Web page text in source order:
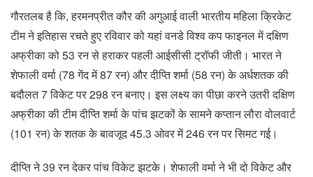
गौरतलब है कि, हरमनप्रीत कौर की अगुआई वाली भारतीय महिला क्रिकेट
टीम ने इतिहास रचते हुए रविवार को यहां वनडे विश्व कप फाइनल में दक्षिण
अफ्रीका को 53 रन से हराकर पहली आईसीसी ट्रॉफी जीती। भारत ने
शेफाली वर्मा (78 गेंद में 87 रन) और दीप्ति शर्मा (58 रन) के अर्धशतक की
बदौलत 7 विकेट पर 298 रन बनाए। इस लक्ष्य का पीछा करने उतरी दक्षिण
अफ्रीका की टीम दीप्ति शर्मा के पांच झटकों के सामने कप्तान लौरा वोलवार्ट
(101 रन) के शतक के बावजूद 45.3 ओवर में 246 रन पर सिमट गई।
दीप्ति ने 39 रन देकर पांच विकेट झटके। शेफाली वर्मा ने भी दो विकेट और